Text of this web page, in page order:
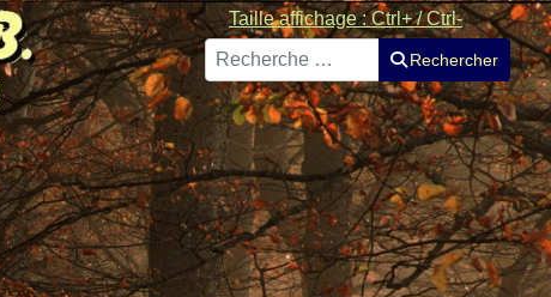
Taille affichage : Ctrl+ / Ctrl-
Rechercher
Rechercher